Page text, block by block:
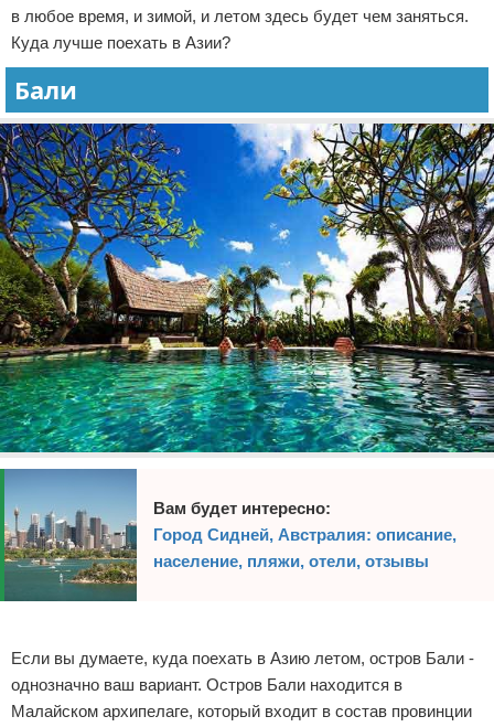
в любое время, и зимой, и летом здесь будет чем заняться.
Куда лучше поехать в Азии?
Бали
Вам будет интересно:
Город Сидней, Австралия: описание,
население, пляжи, отели, отзывы
Если вы думаете, куда поехать в Азию летом, остров Бали -
однозначно ваш вариант. Остров Бали находится в
Малайском архипелаге, который входит в состав провинции